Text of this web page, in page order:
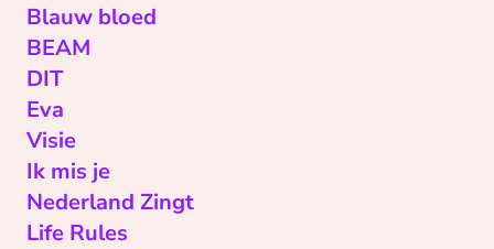
Blauw bloed
BEAM
DIT
Eva
Visie
Ik mis je
Nederland Zingt
Life Rules